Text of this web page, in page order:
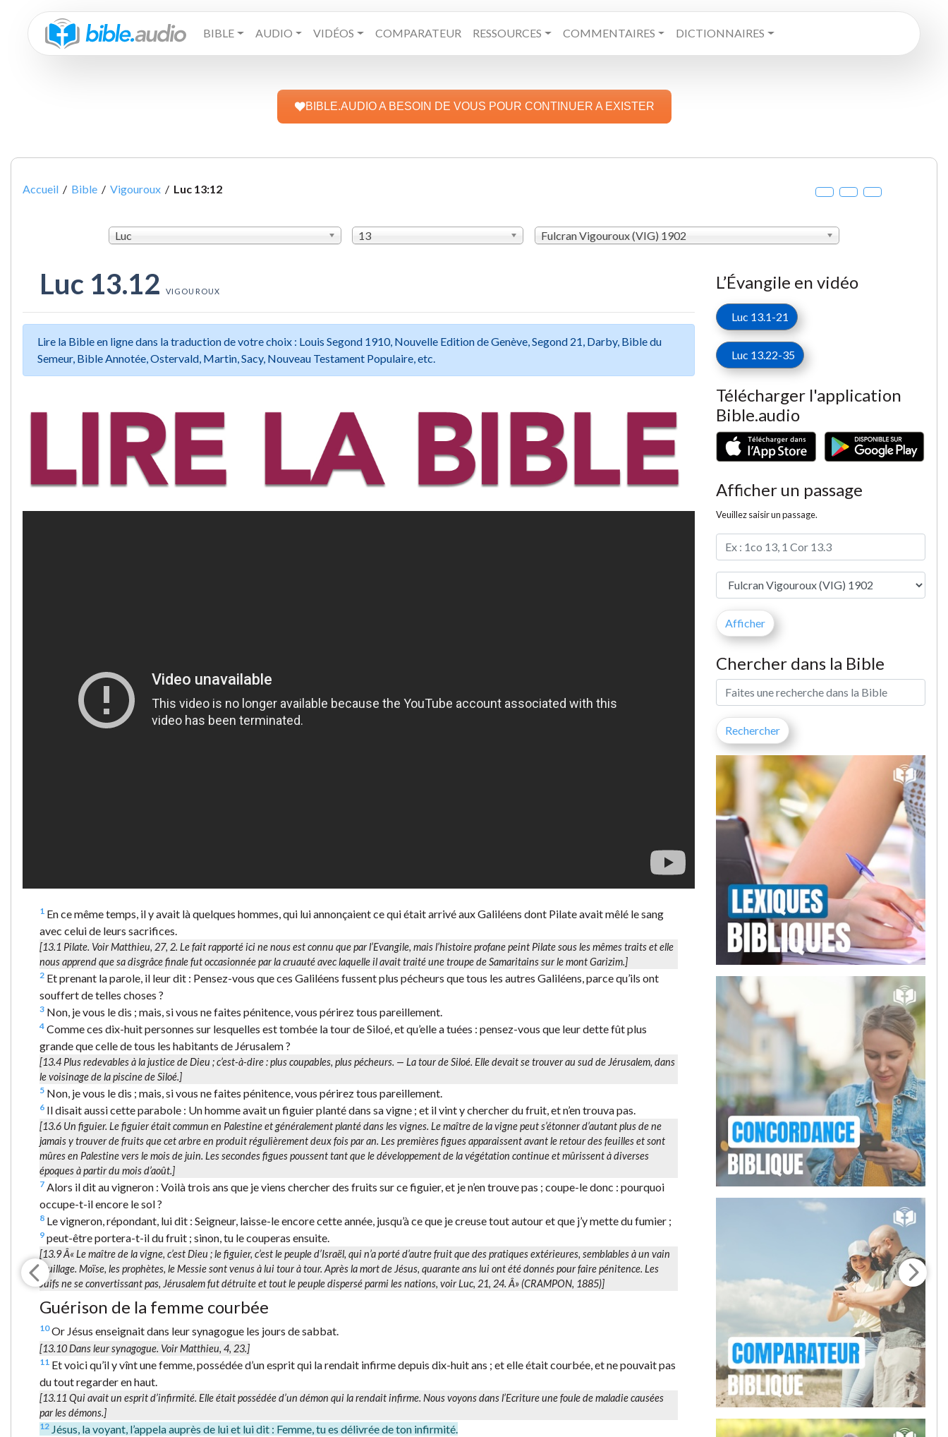
BIBLE AUDIO VIDÉOS COMPARATEUR RESSOURCES COMMENTAIRES DICTIONNAIRES
BIBLE.AUDIO A BESOIN DE VOUS POUR CONTINUER A EXISTER
Accueil / Bible / Vigouroux / Luc 13:12
Luc 13 Fulcran Vigouroux (VIG) 1902
Luc 13.12 VIGOUROUX
Lire la Bible en ligne dans la traduction de votre choix : Louis Segond 1910, Nouvelle Edition de Genève, Segond 21, Darby, Bible du
Semeur, Bible Annotée, Ostervald, Martin, Sacy, Nouveau Testament Populaire, etc.
1 En ce même temps, il y avait là quelques hommes, qui lui annonçaient ce qui était arrivé aux Galiléens dont Pilate avait mêlé le sang
avec celui de leurs sacrifices.
[13.1Pilate. Voir Matthieu, 27, 2. Le fait rapporté ici ne nous est connu que par l’Evangile, mais l’histoire profane peint Pilate sous les mêmes traits et elle
nous apprend que sa disgrâce finale fut occasionnée par la cruauté avec laquelle il avait traité une troupe de Samaritains sur le mont Garizim.]
2 Et prenant la parole, il leur dit : Pensez-vous que ces Galiléens fussent plus pécheurs que tous les autres Galiléens, parce qu’ils ont
souffert de telles choses ?
3 Non, je vous le dis ; mais, si vous ne faites pénitence, vous périrez tous pareillement.
4 Comme ces dix-huit personnes sur lesquelles est tombée la tour de Siloé, et qu’elle a tuées : pensez-vous que leur dette fût plus
grande que celle de tous les habitants de Jérusalem ?
[13.4Plus redevablesà la justice de Dieu ; c’est-à-dire : plus coupables, plus pécheurs. — La tour de Siloé. Elle devait se trouver au sud de Jérusalem, dans
le voisinage de la piscine de Siloé.]
5 Non, je vous le dis ; mais, si vous ne faites pénitence, vous périrez tous pareillement.
6 Il disait aussi cette parabole : Un homme avait un figuier planté dans sa vigne ; et il vint y chercher du fruit, et n’en trouva pas.
[13.6 Un figuier. Le figuier était commun en Palestine et généralement planté dans les vignes. Le maître de la vigne peut s’étonner d’autant plus de ne
jamais y trouver de fruits que cet arbre en produit régulièrement deux fois par an. Les premières figues apparaissent avant le retour des feuilles et sont
mûres en Palestine vers le mois de juin. Les secondes figues poussent tant que le développement de la végétation continue et mûrissent à diverses
époques à partir du mois d’août.]
7 Alors il dit au vigneron : Voilà trois ans que je viens chercher des fruits sur ce figuier, et je n’en trouve pas ; coupe-le donc : pourquoi
occupe-t-il encore le sol ?
8 Le vigneron, répondant, lui dit : Seigneur, laisse-le encore cette année, jusqu’à ce que je creuse tout autour et que j’y mette du fumier ;
9 peut-être portera-t-il du fruit ; sinon, tu le couperas ensuite.
[13.9 Â« Le maître de la vigne, c’est Dieu ; le figuier, c’est le peuple d’Israël, qui n’a porté d’autre fruit que des pratiques extérieures, semblables à un vain
feuillage. Moïse, les prophètes, le Messie sont venus à lui tour à tour. Après la mort de Jésus, quarante ans lui ont été donnés pour faire pénitence. Les
Juifs ne se convertissant pas, Jérusalem fut détruite et tout le peuple dispersé parmi les nations, voir Luc, 21, 24. Â» (CRAMPON, 1885)]
Guérison de la femme courbée
10Or Jésus enseignait dans leur synagogue les jours de sabbat.
[13.10 Dans leur synagogue. Voir Matthieu, 4, 23.]
11 Et voici qu’il y vînt une femme, possédée d’un esprit qui la rendait infirme depuis dix-huit ans ; et elle était courbée, et ne pouvait pas
du tout regarder en haut.
[13.11Qui avait un esprit d’infirmité. Elle était possédée d’un démon qui la rendait infirme. Nous voyons dans l’Ecriture une foule de maladie causées
par les démons.]
12 Jésus, la voyant, l’appela auprès de lui et lui dit : Femme, tu es délivrée de ton infirmité.
L’Évangile en vidéo
Luc 13.1-21
Luc 13.22-35
Télécharger l'application
Bible.audio
Afficher un passage
Veuillez saisir un passage.
Chercher dans la Bible